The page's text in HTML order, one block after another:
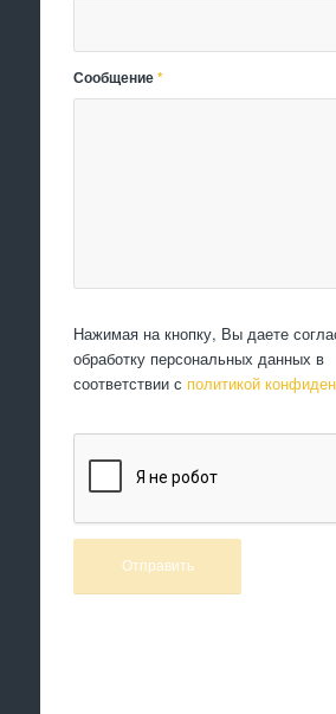
Сообщение*
Нажимая на кнопку, Вы даете
обработку персональных данных в
соответствии с политикой